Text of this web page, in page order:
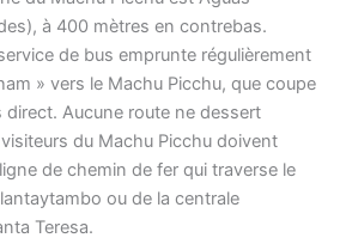
à 400 mètres en contrebas.
de bus emprunte régulièrement
» vers le Machu Picchu, que coupe
Aucune route ne dessert
du Machu Picchu doivent
de chemin de fer qui traverse le
ou de la centrale
Teresa.